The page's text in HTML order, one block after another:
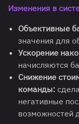
Изменения в
Объективные
значения для
Ускорение
начисляются
Снижение
команды:
негативные
возможностей